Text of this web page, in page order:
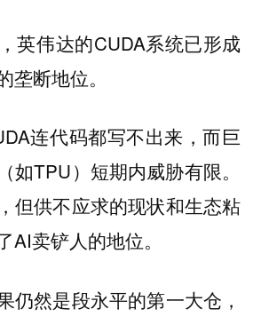
英伟达的CUDA系统已形成
垄断地位。
连代码都写不出来，而巨
如TPU）短期内威胁有限。
但供不应求的现状和生态粘
AI卖铲人的地位。
仍然是段永平的第一大仓，